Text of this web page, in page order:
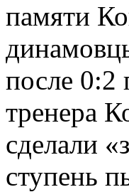
памяти
после 0:2
тренера
сделали
ступень